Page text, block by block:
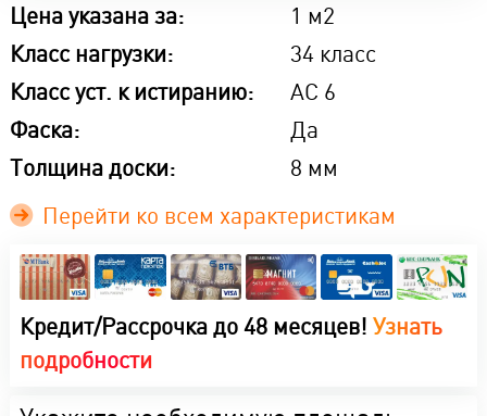
Цена указана за:
1 м2
Класс нагрузки:
34 класс
Класс уст. к истиранию:
AC 6
Фаска:
Да
Толщина доски:
8 мм
Перейти ко всем характеристикам
Кредит/Рассрочка до 48 месяцев! Узнать
подробности